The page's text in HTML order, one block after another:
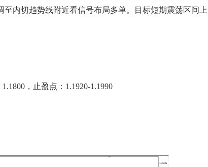
至内切趋势线附近看信号布局多单。目标短期震荡区间上
，止盈点：1.1920-1.1990